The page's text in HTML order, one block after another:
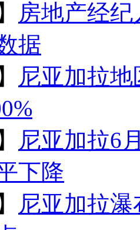
】
房地产经
据
】
尼亚加拉
】
尼亚加拉6
下降
】
尼亚加拉